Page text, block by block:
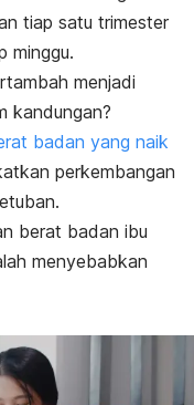
tiap satu trimester
minggu.
menjadi
kandungan?
badan yang naik
perkembangan
berat badan ibu
menyebabkan